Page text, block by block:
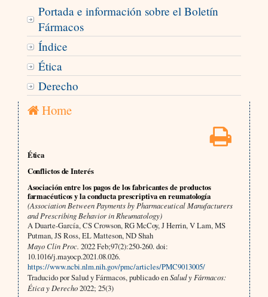
Portada e información sobre el Boletín
Fármacos
Índice
Ética
Derecho
Home
Ética
Conflictos de Interés
Asociación entre los pagos de los fabricantes de productos
farmacéuticos y la conducta prescriptiva en reumatología
(Association Between Payments by Pharmaceutical Manufacturers
and Prescribing Behavior in Rheumatology)
A Duarte-García, CS Crowson, RG McCoy, J Herrin, V Lam, MS
Putman, JS Ross, EL Matteson, ND Shah
Mayo Clin Proc. 2022 Feb;97(2):250-260. doi:
10.1016/j.mayocp.2021.08.026.
https://www.ncbi.nlm.nih.gov/pmc/articles/PMC9013005/
Traducido por Salud y Fármacos, publicado enSalud y Fármacos:
Ética y Derecho2022; 25(3)